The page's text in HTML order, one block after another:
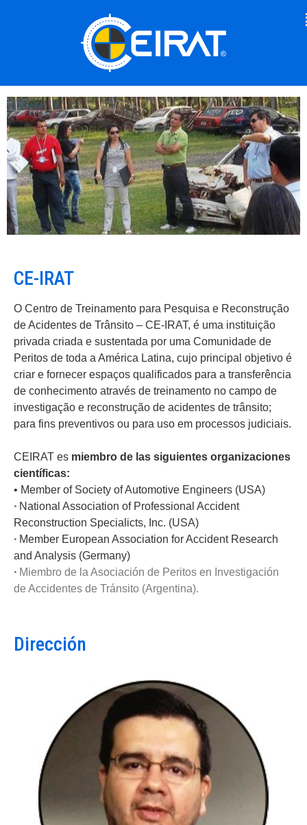
CE-IRAT
O Centro de Treinamento para Pesquisa e Reconstrução
de Acidentes de Trânsito – CE-IRAT, é uma instituição
privada criada e sustentada por uma Comunidade de
Peritos de toda a América Latina, cujo principal objetivo é
criar e fornecer espaços qualificados para a transferência
de conhecimento através de treinamento no campo de
investigação e reconstrução de acidentes de trânsito;
para fins preventivos ou para uso em processos judiciais.
CEIRAT es miembro de las siguientes organizaciones
científicas:
• Member of Society of Automotive Engineers (USA)
• National Association of Professional Accident
Reconstruction Specialicts, Inc. (USA)
• Member European Association for Accident Research
and Analysis (Germany)
• Miembro de la Asociación de Peritos en Investigación
de Accidentes de Tránsito (Argentina).
Dirección